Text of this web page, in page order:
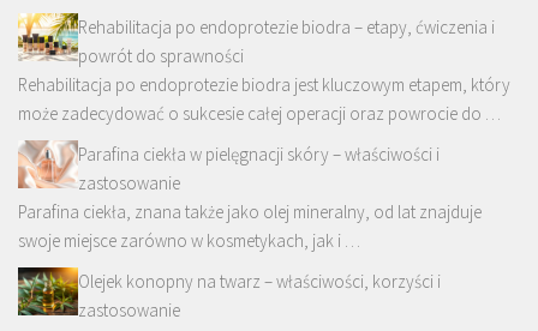
Rehabilitacja po endoprotezie biodra – etapy, ćwiczenia i
powrót do sprawności
Rehabilitacja po endoprotezie biodra jest kluczowym etapem, który
może zadecydować o sukcesie całej operacji oraz powrocie do …
Parafina ciekła w pielęgnacji skóry – właściwości i
zastosowanie
Parafina ciekła, znana także jako olej mineralny, od lat znajduje
swoje miejsce zarówno w kosmetykach, jak i …
Olejek konopny na twarz – właściwości, korzyści i
zastosowanie